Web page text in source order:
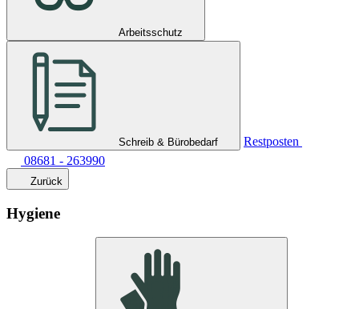
Arbeitsschutz
Schreib & Bürobedarf
Restposten
08681 - 263990
Zurück
Hygiene